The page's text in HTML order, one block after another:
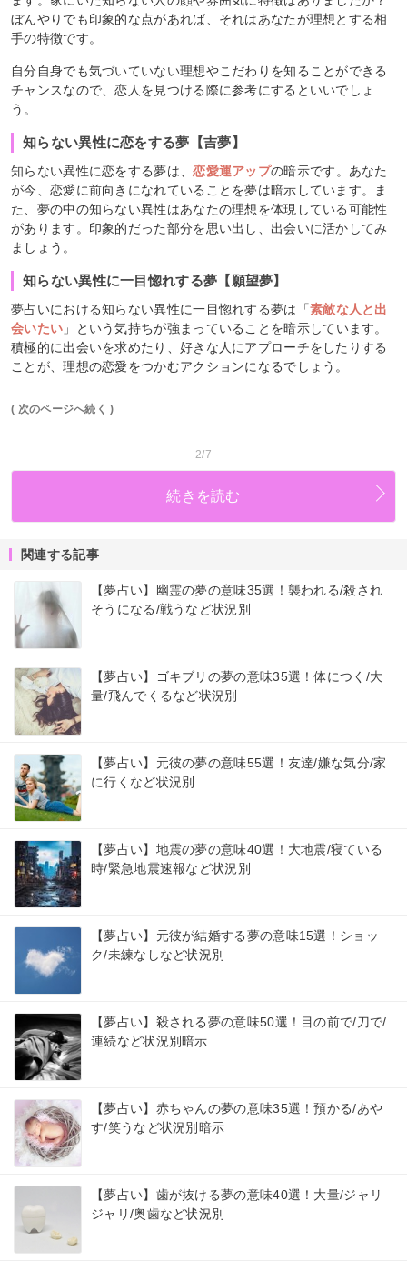
ぼんやりでも印象的な点があれば、それはあなたが理想とする相
手の特徴です。
自分自身でも気づいていない理想やこだわりを知ることができる
チャンスなので、恋人を見つける際に参考にするといいでしょ
う。
知らない異性に恋をする夢【吉夢】
知らない異性に恋をする夢は、恋愛運アップの暗示です。あなた
が今、恋愛に前向きになれていることを夢は暗示しています。ま
た、夢の中の知らない異性はあなたの理想を体現している可能性
があります。印象的だった部分を思い出し、出会いに活かしてみ
ましょう。
知らない異性に一目惚れする夢【願望夢】
夢占いにおける知らない異性に一目惚れする夢は「素敵な人と出
会いたい 」という気持ちが強まっていることを暗示しています。
積極的に出会いを求めたり、好きな人にアプローチをしたりする
ことが、理想の恋愛をつかむアクションになるでしょう。
( 次のページへ続く )
2/7
続きを読む
関連する記事
【夢占い】幽霊の夢の意味35選！襲われる/殺され
そうになる/戦うなど状況別
【夢占い】ゴキブリの夢の意味35選！体につく/大
量/飛んでくるなど状況別
【夢占い】元彼の夢の意味55選！友達/嫌な気分/家
に行くなど状況別
【夢占い】地震の夢の意味40選！大地震/寝ている
時/緊急地震速報など状況別
【夢占い】元彼が結婚する夢の意味15選！ショッ
ク/未練なしなど状況別
【夢占い】殺される夢の意味50選！目の前で/刀で/
連続など状況別暗示
【夢占い】赤ちゃんの夢の意味35選！預かる/あや
す/笑うなど状況別暗示
【夢占い】歯が抜ける夢の意味40選！大量/ジャリ
ジャリ/奥歯など状況別